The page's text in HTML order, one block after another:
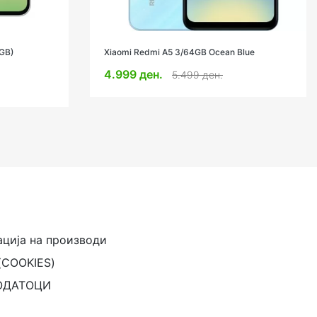
Xiaomi Redmi Note 14 6/128GB Blue
7.999 ден. 12.999 ден.
на производи